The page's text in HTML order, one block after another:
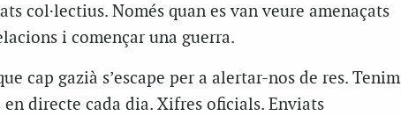
col·lectius. Només quan es van veure amenaçats
i començar una guerra.
cap gazià s’escape per a alertar-nos de res. Tenim
directe cada dia. Xifres oficials. Enviats